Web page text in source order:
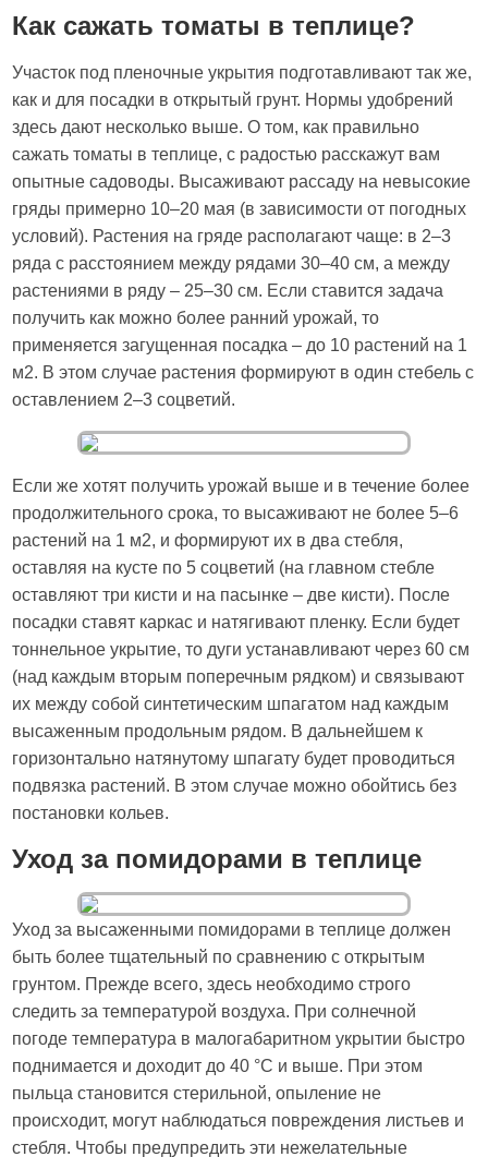
Как сажать томаты в теплице?
Участок под пленочные укрытия подготавливают так же,
как и для посадки в открытый грунт. Нормы удобрений
здесь дают несколько выше. О том, как правильно
сажать томаты в теплице, с радостью расскажут вам
опытные садоводы. Высаживают рассаду на невысокие
гряды примерно 10–20 мая (в зависимости от погодных
условий). Растения на гряде располагают чаще: в 2–3
ряда с расстоянием между рядами 30–40 см, а между
растениями в ряду – 25–30 см. Если ставится задача
получить как можно более ранний урожай, то
применяется загущенная посадка – до 10 растений на 1
м2. В этом случае растения формируют в один стебель с
оставлением 2–3 соцветий.
Если же хотят получить урожай выше и в течение более
продолжительного срока, то высаживают не более 5–6
растений на 1 м2, и формируют их в два стебля,
оставляя на кусте по 5 соцветий (на главном стебле
оставляют три кисти и на пасынке – две кисти). После
посадки ставят каркас и натягивают пленку. Если будет
тоннельное укрытие, то дуги устанавливают через 60 см
(над каждым вторым поперечным рядком) и связывают
их между собой синтетическим шпагатом над каждым
высаженным продольным рядом. В дальнейшем к
горизонтально натянутому шпагату будет проводиться
подвязка растений. В этом случае можно обойтись без
постановки кольев.
Уход за помидорами в теплице
Уход за высаженными помидорами в теплице должен
быть более тщательный по сравнению с открытым
грунтом. Прежде всего, здесь необходимо строго
следить за температурой воздуха. При солнечной
погоде температура в малогабаритном укрытии быстро
поднимается и доходит до 40 °C и выше. При этом
пыльца становится стерильной, опыление не
происходит, могут наблюдаться повреждения листьев и
стебля. Чтобы предупредить эти нежелательные